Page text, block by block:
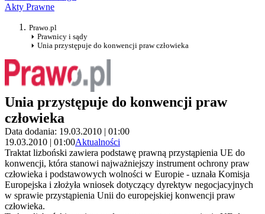
Akty Prawne
Prawo.pl
Prawnicy i sądy
Unia przystępuje do konwencji praw człowieka
Unia przystępuje do konwencji praw
człowieka
Data dodania: 19.03.2010 | 01:00
19.03.2010 | 01:00Aktualności
Traktat lizboński zawiera podstawę prawną przystąpienia UE do
konwencji, która stanowi najważniejszy instrument ochrony praw
człowieka i podstawowych wolności w Europie - uznała Komisja
Europejska i złożyła wniosek dotyczący dyrektyw negocjacyjnych
w sprawie przystąpienia Unii do europejskiej konwencji praw
człowieka.